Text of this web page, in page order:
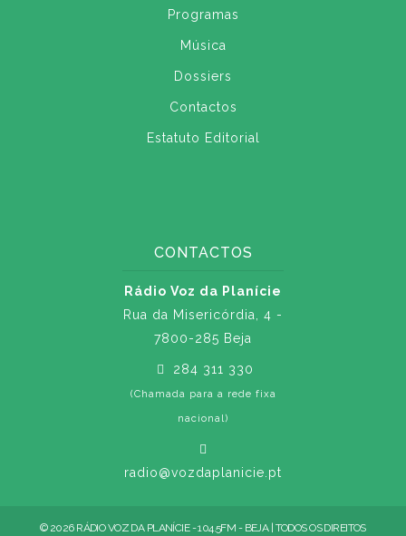
Programas
Música
Dossiers
Contactos
Estatuto Editorial
CONTACTOS
Rádio Voz da Planície
Rua da Misericórdia, 4 -
7800-285 Beja
284 311 330
(Chamada para a rede fixa
nacional)
radio@vozdaplanicie.pt
© 2026 RÁDIO VOZ DA PLANÍCIE - 104.5FM - BEJA | TODOS OS DIREITOS